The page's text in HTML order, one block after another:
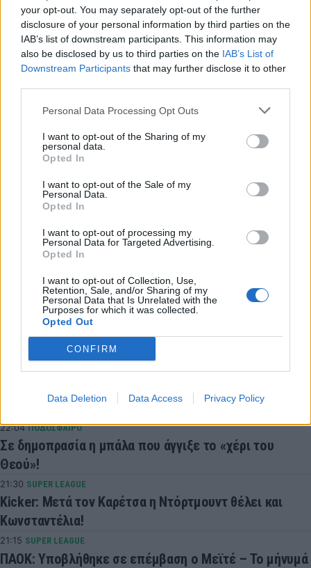
your opt-out. You may separately opt-out of the further
disclosure of your personal information by third parties on the
IAB’s list of downstream participants. This information may
also be disclosed by us to third parties on the IAB’s List of
Downstream Participants that may further disclose it to other
Personal Data Processing Opt Outs
I want to opt-out of the Sharing of my
personal data.
Opted In
I want to opt-out of the Sale of my
Personal Data.
Opted In
I want to opt-out of processing my
Personal Data for Targeted Advertising.
Opted In
I want to opt-out of Collection, Use,
Retention, Sale, and/or Sharing of my
Personal Data that Is Unrelated with the
Purposes for which it was collected.
Opted Out
CONFIRM
Data Deletion Data Access Privacy Policy
COMMENTS
Συνδεθείτε για να σχολιάσετε
LATEST NEWS
GREEK BASKET LEAGUE
Δόξα Λευκάδας: Ενίσχυση με Τζος Σάρμα
Παγκόσμιο Στίβου Κ20: Πανελλήνιο ρεκόρ για τη
Δανάη Μπακογιάννη
SUPER LEAGUE
Παναθηναϊκός: Πιθανές εκπλήξεις στις μεταγραφές!
NBA
Μπράουν: «Όταν έμαθα για την ανταλλαγή, πέταξα το
κινητό στην άλλη άκρη του δωματίου»
22:17ΜΠΑΣΚΕΤ
Eurobasket U16: «Περίπατος» της Εθνικής Κορασίδων
με +42 επί της Ιρλανδίας
22:04ΠΟΔΟΣΦΑΙΡΟ
Σε δημοπρασία η μπάλα που άγγιξε το «χέρι του
Θεού»!
21:30 SUPER LEAGUE
Kicker: Μετά τον Καρέτσα η Ντόρτμουντ θέλει και
Κωνσταντέλια!
21:15 SUPER LEAGUE
ΠΑΟΚ: Υποβλήθηκε σε επέμβαση ο Μεϊτέ – Το μήνυμά